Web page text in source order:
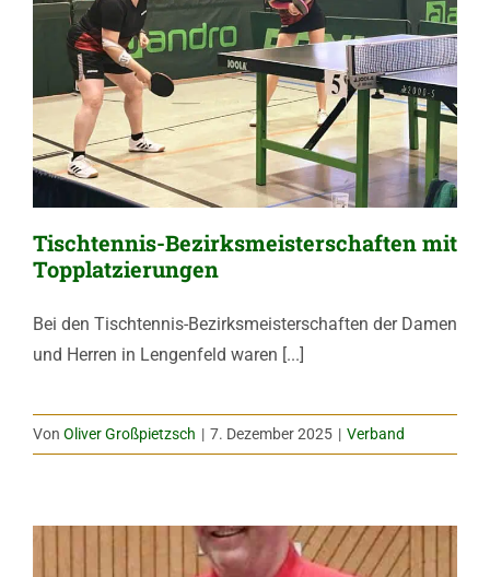
Tischtennis-Bezirksmeisterschaften mit
Topplatzierungen
Bei den Tischtennis-Bezirksmeisterschaften der Damen
und Herren in Lengenfeld waren [...]
Von Oliver Großpietzsch | 7. Dezember 2025 | Verband